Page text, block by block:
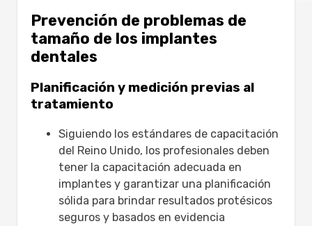
Prevención de problemas de
tamaño de los implantes
dentales
Planificación y medición previas al
tratamiento
Siguiendo los estándares de capacitación
del Reino Unido, los profesionales deben
tener la capacitación adecuada en
implantes y garantizar una planificación
sólida para brindar resultados protésicos
seguros y basados en evidencia